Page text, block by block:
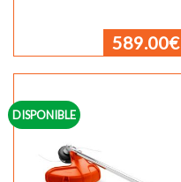
589.00€
DISPONIBLE